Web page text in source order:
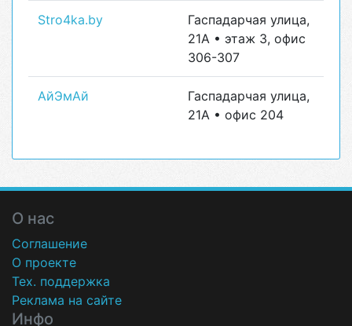
Stro4ka.by
Гаспадарчая улица,
21А • этаж 3, офис
306-307
АйЭмАй
Гаспадарчая улица,
21А • офис 204
О нас
Соглашение
О проекте
Тех. поддержка
Реклама на сайте
Инфо